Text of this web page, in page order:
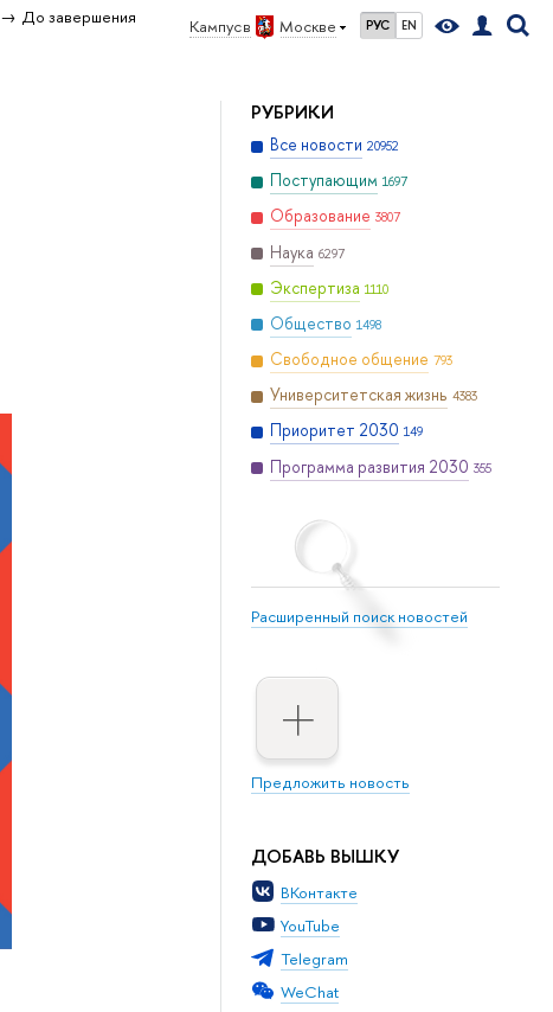
Кампус в Москве РУС EN
До завершения
РУБРИКИ
Все новости 20952
Поступающим 1697
Образование 3807
Наука 6297
Экспертиза 1110
Общество 1498
Свободное общение 793
Университетская жизнь 4383
Приоритет 2030 149
Программа развития 2030 355
Расширенный поиск новостей
Предложить новость
ДОБАВЬ ВЫШКУ
ВКонтакте
YouTube
Telegram
WeChat